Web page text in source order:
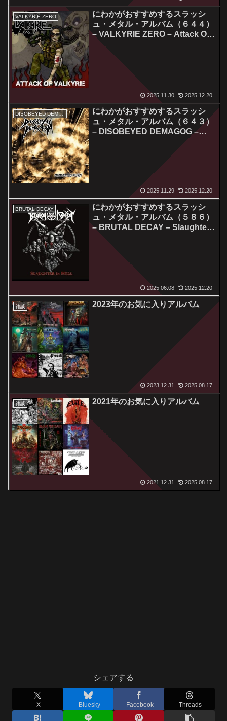
VALKYRIE ZERO
にわかがおすすめするスラッシ
ュ・メタル・アルバム（６４４）
– VALKYRIE ZERO – Attack Of
Valkyrie
2025.11.30 2025.12.20
DISOBEYED DEMAGOG
にわかがおすすめするスラッシ
ュ・メタル・アルバム（６４３）
– DISOBEYED DEMAGOG –
2025.11.29 2025.12.20
BRUTAL DECAY
にわかがおすすめするスラッシ
ュ・メタル・アルバム（５８６）
– BRUTAL DECAY – Slaughter
In Hell
2025.06.08 2025.12.20
雑談 2023年のお気に入りアルバム
2023.12.31 2025.08.17
雑談 2021年のお気に入りアルバム
2021.12.31 2025.08.17
シェアする
X Bluesky Facebook Threads